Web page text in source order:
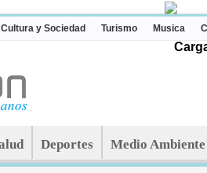
Cultura y Sociedad Turismo Musica
Deportes Medio Ambiente